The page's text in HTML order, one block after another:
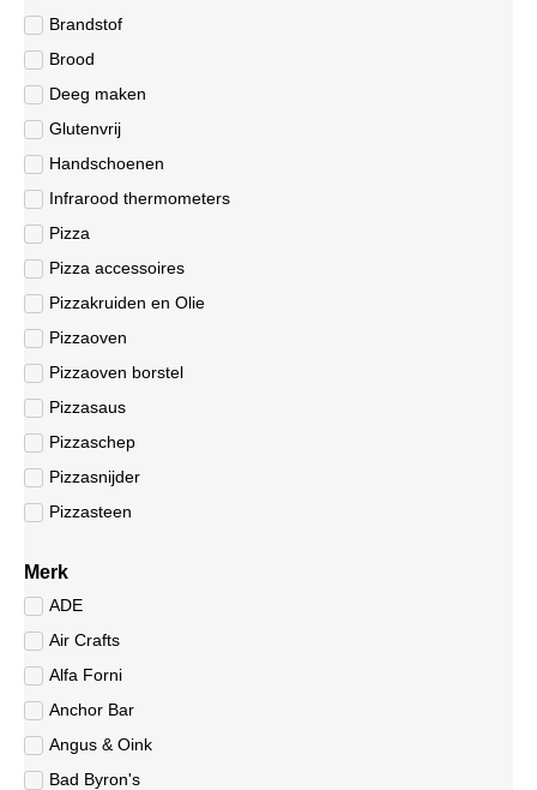
Brandstof
Brood
Deeg maken
Glutenvrij
Handschoenen
Infrarood thermometers
Pizza
Pizza accessoires
Pizzakruiden en Olie
Pizzaoven
Pizzaoven borstel
Pizzasaus
Pizzaschep
Pizzasnijder
Pizzasteen
Merk
ADE
Air Crafts
Alfa Forni
Anchor Bar
Angus & Oink
Bad Byron's